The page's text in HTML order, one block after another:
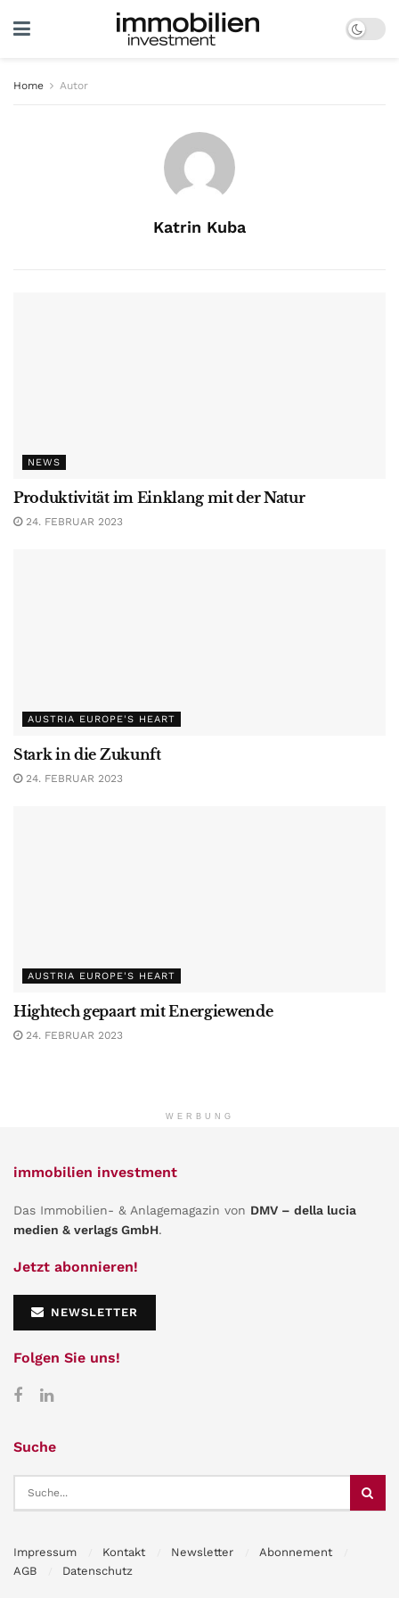
Home Autor
Katrin Kuba
NEWS
Produktivität im Einklang mit der Natur
24. FEBRUAR 2023
AUSTRIA EUROPE'S HEART
Stark in die Zukunft
24. FEBRUAR 2023
AUSTRIA EUROPE'S HEART
Hightech gepaart mit Energiewende
24. FEBRUAR 2023
WERBUNG
immobilien investment
Das Immobilien- & Anlagemagazin von DMV – della lucia
medien & verlags GmbH.
Jetzt abonnieren!
NEWSLETTER
Folgen Sie uns!
Suche
Impressum Kontakt Newsletter
Abonnement
AGB
Datenschutz